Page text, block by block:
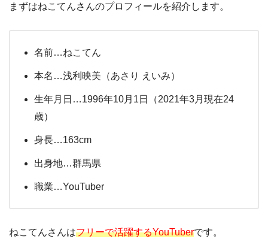
まずはねこてんさんのプロフィールを紹介します。
名前…ねこてん
本名…浅利映美（あさり えいみ）
生年月日…1996年10月1日（2021年3月現在24
歳）
身長…163cm
出身地…群馬県
職業…YouTuber
ねこてんさんはフリーで活躍するYouTuberです。